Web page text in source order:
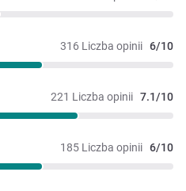
316 Liczba opinii 6/10
221 Liczba opinii 7.1/10
185 Liczba opinii 6/10